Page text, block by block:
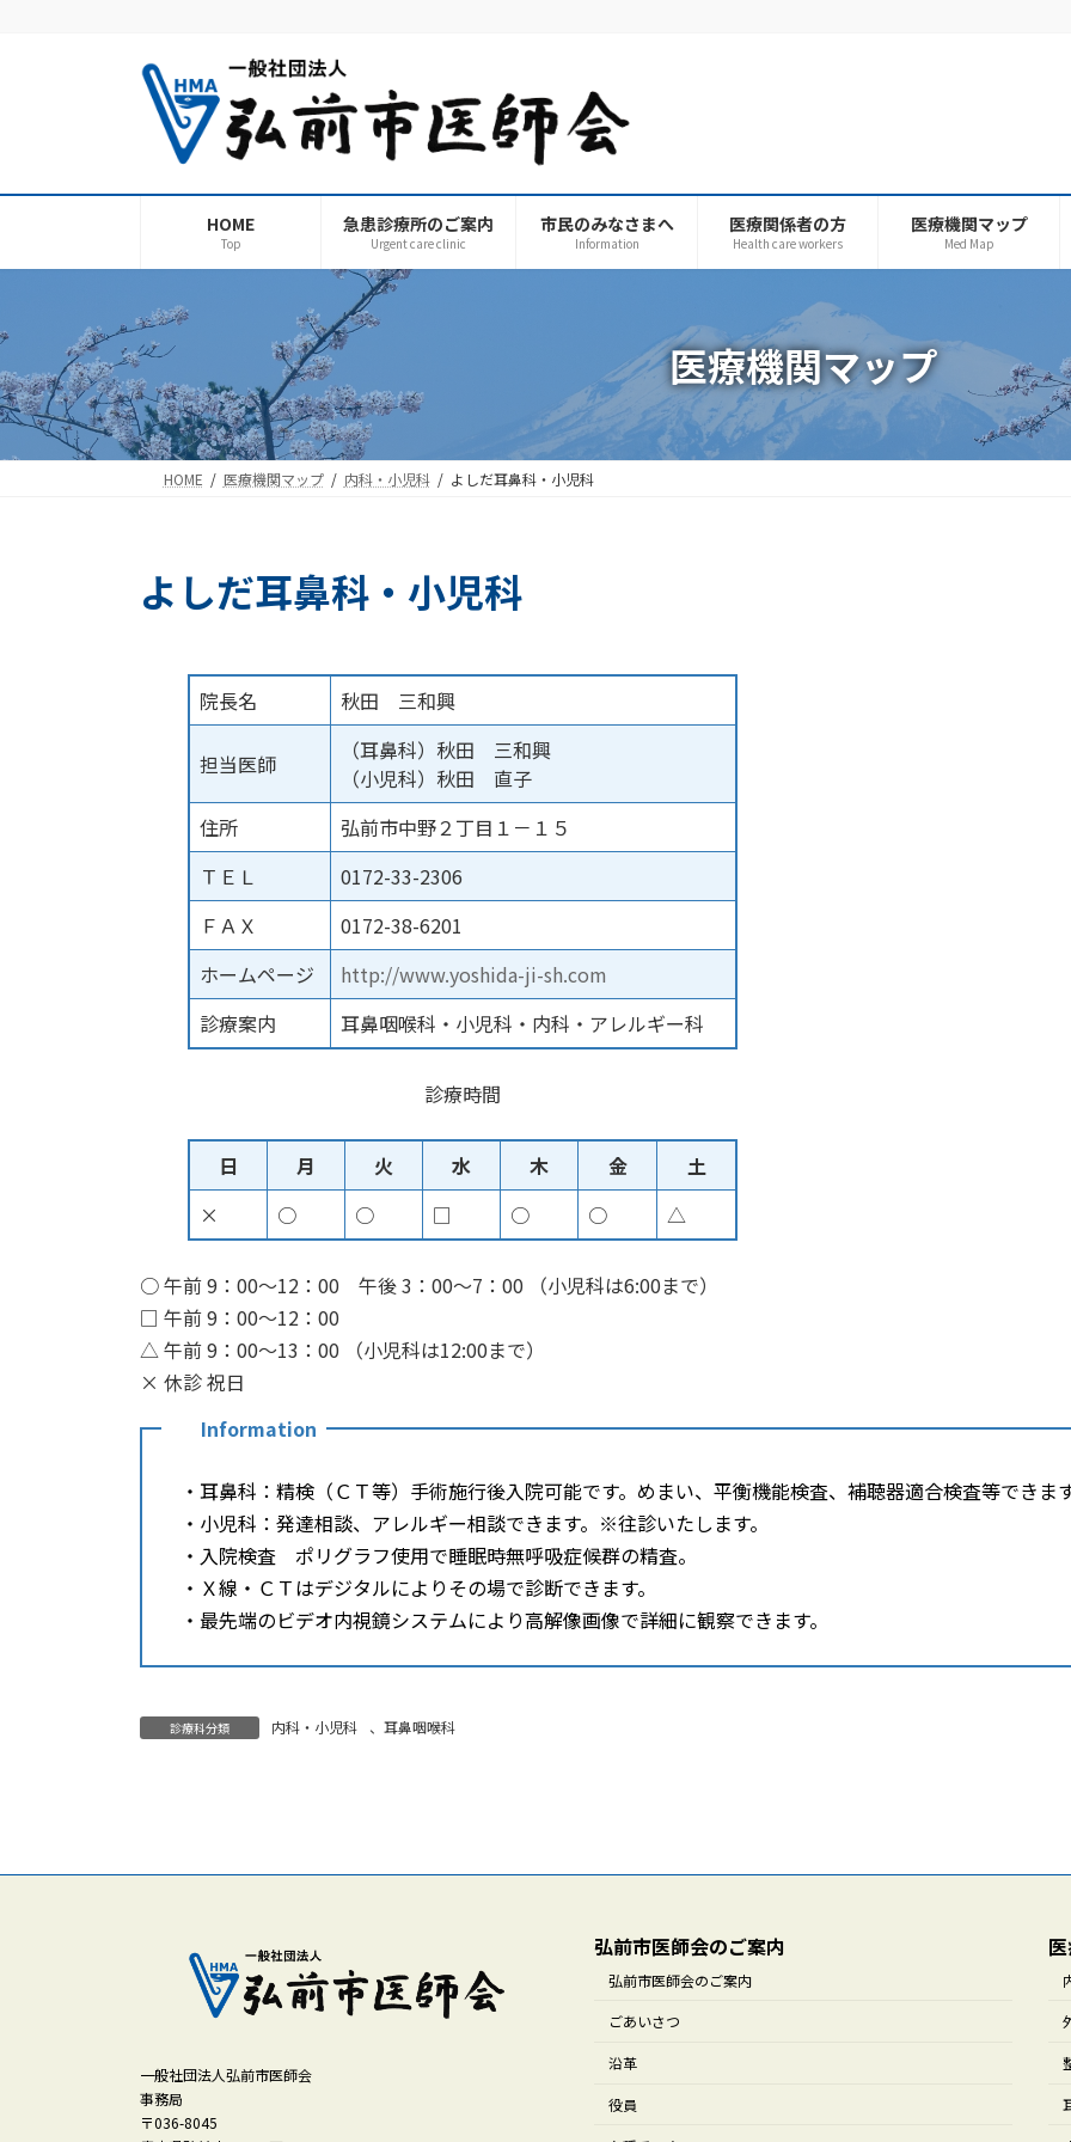
プ
動
HOME
Top
急患診療所のご案内
Urgent care clinic
市民のみなさまへ
Information
医療関係者の方
Health care workers
医療機関マップ
Med Map
医療機関マップ
HOME 医療機関マップ 内科・小児科 よしだ耳鼻科・小児科
よしだ耳鼻科・小児科
院長名 秋田 三和興
担当医師
（耳鼻科）秋田 三和興
（小児科）秋田 直子
住所
弘前市中野２丁目１－１５
ＴＥＬ
0172-33-2306
ＦＡＸ
0172-38-6201
ホームページ
http://www.yoshida-ji-sh.com
診療案内
耳鼻咽喉科・小児科・内科・アレルギー科
診療時間
日 月 火 水 木 金
土
×
○ ○ □ ○ ○ △
○ 午前 9：00～12：00 午後 3：00～7：00 （小児科は6:00まで）
□ 午前 9：00～12：00
△ 午前 9：00～13：00 （小児科は12:00まで）
× 休診 祝日
Information
・耳鼻科：精検（ＣＴ等）手術施行後入院可能です。めまい、平衡機能検査、補聴器適合検査等できま
・小児科：発達相談、アレルギー相談できます。※往診いたします。
・入院検査 ポリグラフ使用で睡眠時無呼吸症候群の精査。
・Ｘ線・ＣＴはデジタルによりその場で診断できます。
・最先端のビデオ内視鏡システムにより高解像画像で詳細に観察できます。
診療科分類 内科・小児科 、 耳鼻咽喉科
一般社団法人弘前市医師会
事務局
〒036-8045
弘前市医師会のご案内
弘前市医師会のご案内
ごあいさつ
沿革
役員